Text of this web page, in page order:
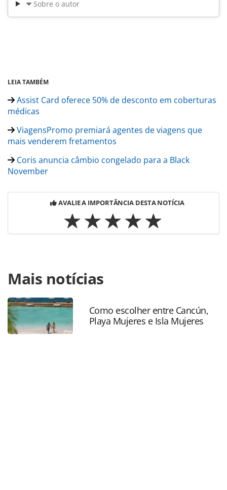
Sobre o autor
LEIA TAMBÉM
Assist Card oferece 50% de desconto em coberturas
médicas
ViagensPromo premiará agentes de viagens que
mais venderem fretamentos
Coris anuncia câmbio congelado para a Black
November
AVALIE A IMPORTÂNCIA DESTA NOTÍCIA
https://www.panrotas.com.br/mercado/cruzeiros/2022/
oferece-descontos-de-30-em-cruzeiros-
maritimos_193360.html ou as ferramentas oferecidas na
página. Todo o conteúdo produzido pela PANROTAS
Editora é protegido pela legislação brasileira sobre direito
autoral. Não reproduza o conteúdo sem autorização da
Mais notícias
Como escolher entre Cancún,
Playa Mujeres e Isla Mujeres